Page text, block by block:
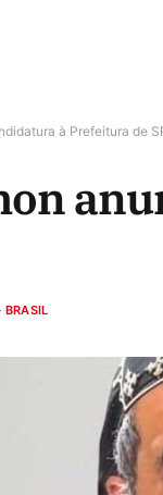
à Prefeitura de
BRASIL